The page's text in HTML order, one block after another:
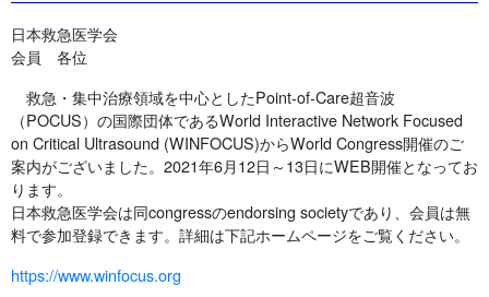
日本救急医学会
会員 各位
救急・集中治療領域を中心としたPoint-of-Care超音波
（POCUS）の国際団体であるWorld Interactive Network Focused
on Critical Ultrasound (WINFOCUS)からWorld Congress開催のご
案内がございました。2021年6月12日～13日にWEB開催となってお
ります。
日本救急医学会は同congressのendorsing societyであり、会員は無
料で参加登録できます。詳細は下記ホームページをご覧ください。
https://www.winfocus.org